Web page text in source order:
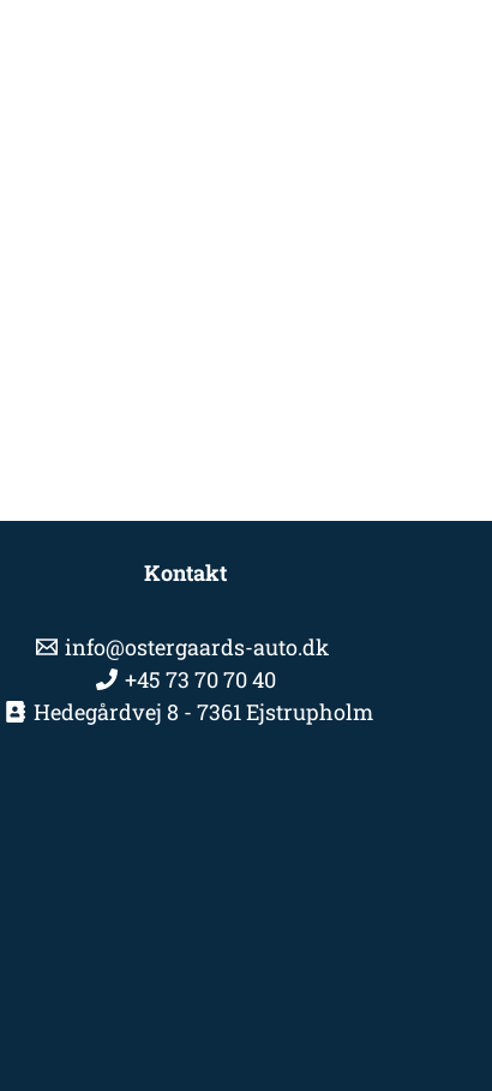
Kontakt
info@ostergaards-auto.dk
+45 73 70 70 40
Hedegårdvej 8 - 7361 Ejstrupholm